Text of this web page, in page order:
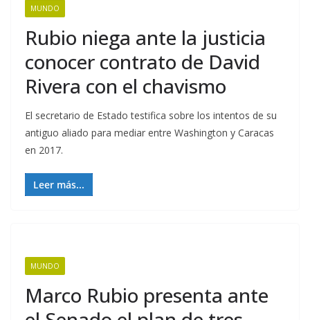
MUNDO
Rubio niega ante la justicia
conocer contrato de David
Rivera con el chavismo
El secretario de Estado testifica sobre los intentos de su
antiguo aliado para mediar entre Washington y Caracas
en 2017.
Leer más...
MUNDO
Marco Rubio presenta ante